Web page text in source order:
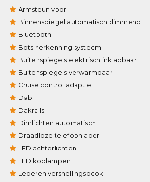
Armsteun voor
Binnenspiegel automatisch dimmend
Bluetooth
Bots herkenning systeem
Buitenspiegels elektrisch inklapbaar
Buitenspiegels verwarmbaar
Cruise control adaptief
Dab
Dakrails
Dimlichten automatisch
Draadloze telefoonlader
LED achterlichten
LED koplampen
Lederen versnellingspook